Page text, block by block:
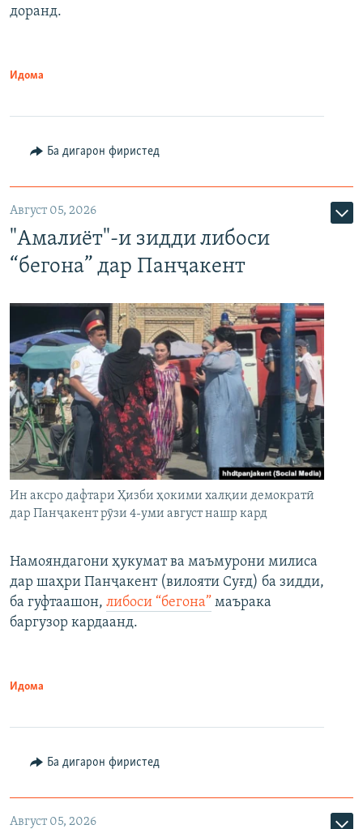
доранд.
Идома
Ба дигарон фиристед
Август 05, 2026
"Амалиёт"-и зидди либоси
“бегона” дар Панҷакент
Ин аксро дафтари Ҳизби ҳокими халқии демократӣ
дар Панҷакент рӯзи 4-уми август нашр кард
Намояндагони ҳукумат ва маъмурони милиса
дар шаҳри Панҷакент (вилояти Суғд) ба зидди,
ба гуфтаашон, либоси “бегона” маърака
баргузор кардаанд.
Идома
Ба дигарон фиристед
Август 05, 2026